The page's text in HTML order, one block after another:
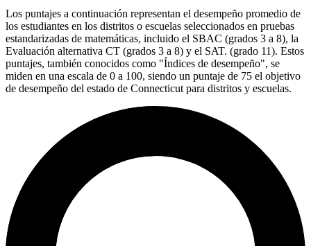
Los puntajes a continuación representan el desempeño promedio de
los estudiantes en los distritos o escuelas seleccionados en pruebas
estandarizadas de matemáticas, incluido el SBAC (grados 3 a 8), la
Evaluación alternativa CT (grados 3 a 8) y el SAT. (grado 11). Estos
puntajes, también conocidos como "Índices de desempeño", se
miden en una escala de 0 a 100, siendo un puntaje de 75 el objetivo
de desempeño del estado de Connecticut para distritos y escuelas.